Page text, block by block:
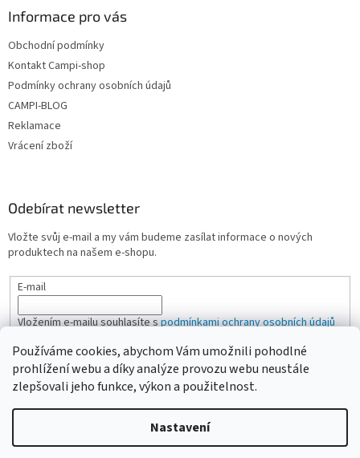
Používáme cookies, abychom Vám umožnili pohodlné
prohlížení webu a díky analýze provozu webu neustále
zlepšovali jeho funkce, výkon a použitelnost.
Nastavení
Informace pro vás
Obchodní podmínky
Kontakt Campi-shop
Podmínky ochrany osobních údajů
CAMPI-BLOG
Reklamace
Vrácení zboží
Odebírat newsletter
Vložte svůj e-mail a my vám budeme zasílat informace o nových
produktech na našem e-shopu.
E-mail
Vložením e-mailu souhlasíte spodmínkami ochrany osobních údajů
PŘIHLÁSIT SE
Vytvořil Shoptet